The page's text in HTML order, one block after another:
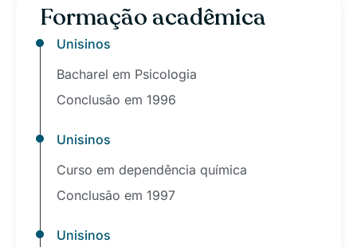
Formação acadêmica
Unisinos
Bacharel em Psicologia
Conclusão em 1996
Unisinos
Curso em dependência química
Conclusão em 1997
Unisinos